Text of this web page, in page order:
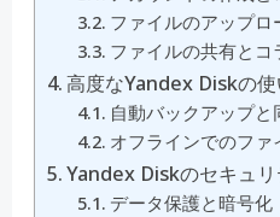
ファイルのアップロ
ファイルの共有とコ
高度なYandex Diskの
自動バックアップと
オフラインでのファ
Yandex Diskのセキュ
データ保護と暗号化